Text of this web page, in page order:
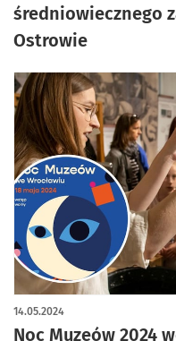
średniowiecznego
Ostrowie
Noc Muzeów 2024
14.05.2024